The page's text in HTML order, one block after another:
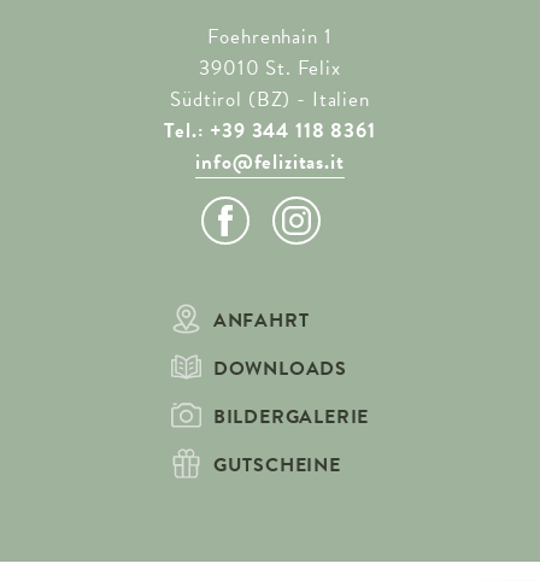
Foehrenhain 1
39010 St. Felix
Südtirol (BZ) - Italien
Tel.: +39 344 118 8361
info@felizitas.it
ANFAHRT
DOWNLOADS
BILDERGALERIE
GUTSCHEINE